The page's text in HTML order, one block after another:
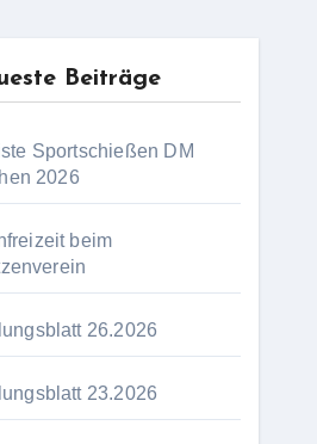
Beiträge
Sportschießen DM
2026
beim
26.2026
23.2026